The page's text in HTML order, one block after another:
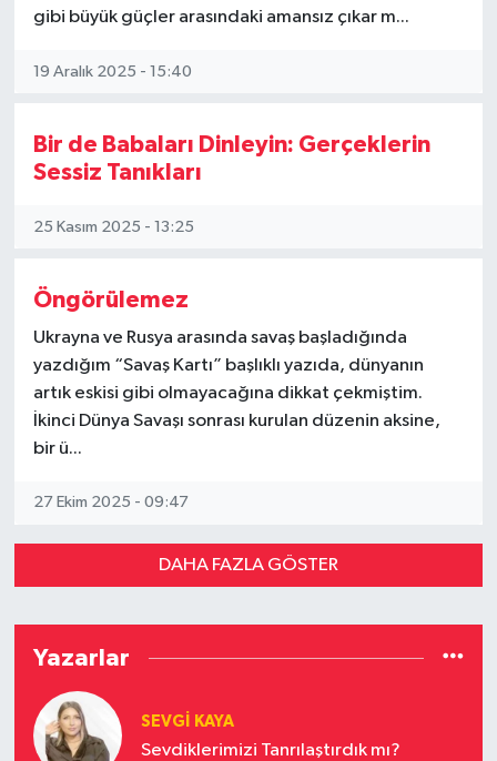
gibi büyük güçler arasındaki amansız çıkar m...
19 Aralık 2025 - 15:40
Bir de Babaları Dinleyin: Gerçeklerin
Sessiz Tanıkları
25 Kasım 2025 - 13:25
Öngörülemez
Ukrayna ve Rusya arasında savaş başladığında
yazdığım “Savaş Kartı” başlıklı yazıda, dünyanın
artık eskisi gibi olmayacağına dikkat çekmiştim.
İkinci Dünya Savaşı sonrası kurulan düzenin aksine,
bir ü...
27 Ekim 2025 - 09:47
DAHA FAZLA GÖSTER
Yazarlar
SEVGI KAYA
Sevdiklerimizi Tanrılaştırdık mı?